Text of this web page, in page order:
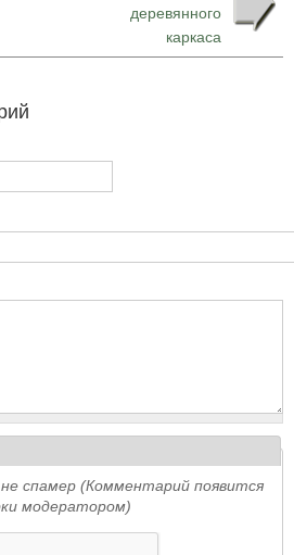
деревянного
каркаса
спамер (Комментарий появится
модератором)